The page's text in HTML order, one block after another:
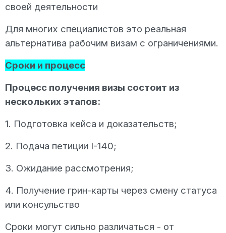
своей деятельности
Для многих специалистов это реальная
альтернатива рабочим визам с ограничениями.
Сроки и процесс
Процесс получения визы состоит из
нескольких этапов:
1. Подготовка кейса и доказательств;
2. Подача петиции I-140;
3. Ожидание рассмотрения;
4. Получение грин-карты через смену статуса
или консульство
Сроки могут сильно различаться - от